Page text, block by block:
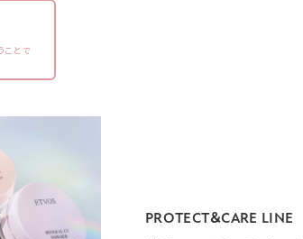
ことで
PROTECT＆CARE LINE